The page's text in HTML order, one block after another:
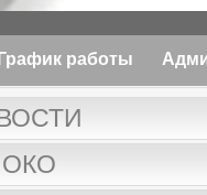
График работы